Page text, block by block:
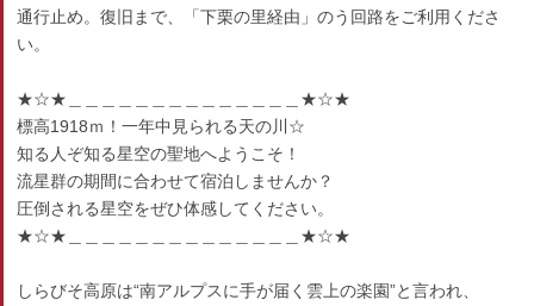
通行止め。復旧まで、「下栗の里経由」のう回路をご利用くださ
い。
★☆★＿＿＿＿＿＿＿＿＿＿＿＿＿＿★☆★
標高1918ｍ！一年中見られる天の川☆
知る人ぞ知る星空の聖地へようこそ！
流星群の期間に合わせて宿泊しませんか？
圧倒される星空をぜひ体感してください。
★☆★＿＿＿＿＿＿＿＿＿＿＿＿＿＿★☆★
しらびそ高原は“南アルプスに手が届く雲上の楽園”と言われ、